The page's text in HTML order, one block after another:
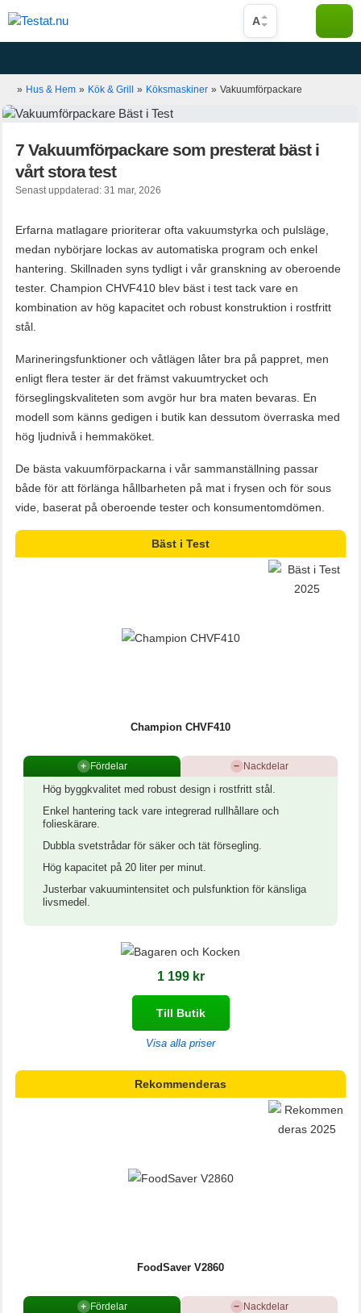
till
innehåll
A
» Hus & Hem » Kök & Grill » Köksmaskiner » Vakuumförpackare
7 Vakuumförpackare som presterat bäst i
vårt stora test
Senast uppdaterad: 31 mar, 2026
Erfarna matlagare prioriterar ofta vakuumstyrka och pulsläge,
medan nybörjare lockas av automatiska program och enkel
hantering. Skillnaden syns tydligt i vår granskning av oberoende
tester. Champion CHVF410 blev bäst i test tack vare en
kombination av hög kapacitet och robust konstruktion i rostfritt
stål.
Marineringsfunktioner och våtlägen låter bra på pappret, men
enligt flera tester är det främst vakuumtrycket och
förseglingskvaliteten som avgör hur bra maten bevaras. En
modell som känns gedigen i butik kan dessutom överraska med
hög ljudnivå i hemmaköket.
De bästa vakuumförpackarna i vår sammanställning passar
både för att förlänga hållbarheten på mat i frysen och för sous
vide, baserat på oberoende tester och konsumentomdömen.
Bäst i Test
Champion CHVF410
+ Fördelar − Nackdelar
Hög byggkvalitet med robust design i rostfritt stål.
Enkel hantering tack vare integrerad rullhållare och
folieskärare.
Dubbla svetstrådar för säker och tät försegling.
Hög kapacitet på 20 liter per minut.
Justerbar vakuumintensitet och pulsfunktion för känsliga
livsmedel.
1 199 kr
Till Butik
Visa alla priser
Rekommenderas
FoodSaver V2860
+ Fördelar − Nackdelar